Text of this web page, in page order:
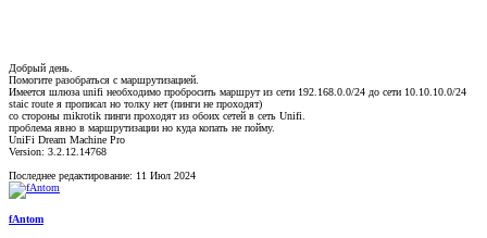
Добрый день.
Помогите разобраться с маршрутизацией.
Имеется шлюза unifi необходимо пробросить маршрут из сети 192.168.0.0/24 до сети 10.10.10.0/24
staic route я прописал но толку нет (пинги не проходят)
со стороны mikrotik пинги проходят из обоих сетей в сеть Unifi.
проблема явно в маршрутизации но куда копать не пойму.
UniFi Dream Machine Pro
Version: 3.2.12.14768
Последнее редактирование: 11 Июл 2024
fAntom